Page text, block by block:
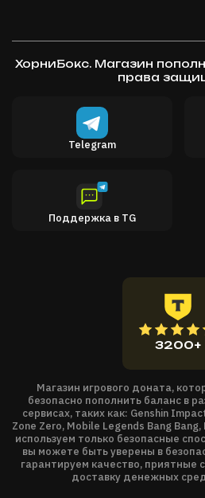
ХорниБокс. Магазин
права
Магазин игрового доната,
безопасно пополнить баланс в
сервисах, таких как: Genshin
Zone Zero, Mobile Legends Bang
используем только безопасные
вы можете быть уверены в
гарантируем качество, приятные
доставку денежных
3200+
Telegram
Поддержка в TG